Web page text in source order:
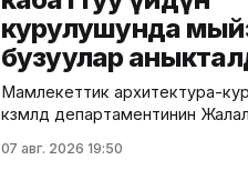
курулушунда
бузуулар
Мамлекеттик архитектура-
көзөмөлдөө департаментинин
көп кабаттуу турак жайга
07 авг. 2026 19:50